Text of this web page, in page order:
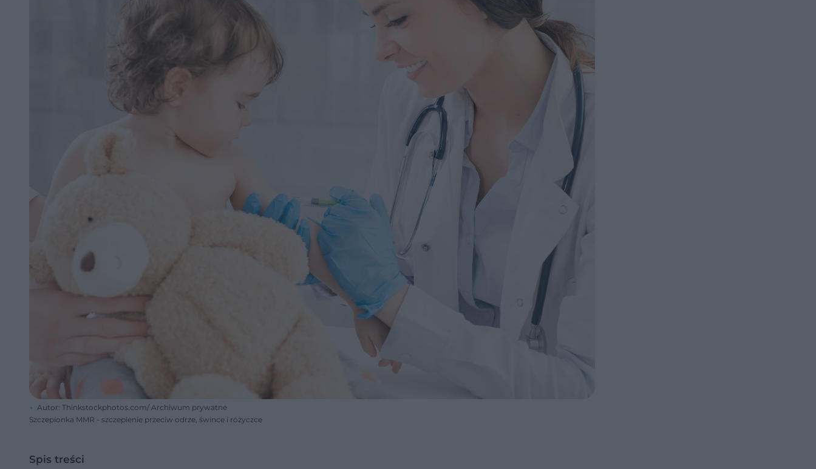
Autor: Thinkstockphotos.com/ Archiwum prywatne
Szczepionka MMR - szczepienie przeciw odrze, śwince i różyczce
Spis treści